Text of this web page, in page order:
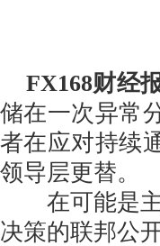
FX168财经
储在一次异常
者在应对持续
领导层更替。
在可能是主
决策的联邦公